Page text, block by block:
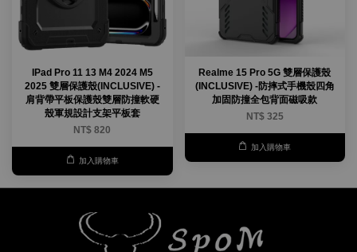
IPad Pro 11 13 M4 2024 M5
2025 雙層保護殼(INCLUSIVE) -
肩背帶平板保護殼雙層防撞軟硬
殼軍規設計支架平板套
NT$ 820
加入購物車
Realme 15 Pro 5G 雙層保護殼
(INCLUSIVE) -防摔式手機殼四角
加固防撞全包背面磁吸款
NT$ 325
加入購物車